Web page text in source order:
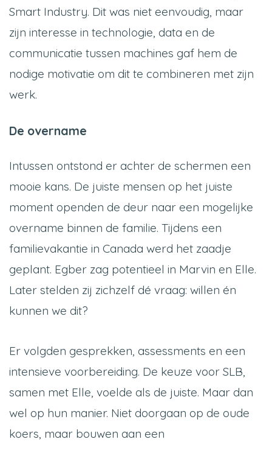
Smart Industry. Dit was niet eenvoudig, maar
zijn interesse in technologie, data en de
communicatie tussen machines gaf hem de
nodige motivatie om dit te combineren met zijn
werk.
De overname
Intussen ontstond er achter de schermen een
mooie kans. De juiste mensen op het juiste
moment openden de deur naar een mogelijke
overname binnen de familie. Tijdens een
familievakantie in Canada werd het zaadje
geplant. Egber zag potentieel in Marvin en Elle.
Later stelden zij zichzelf dé vraag: willen én
kunnen we dit?
Er volgden gesprekken, assessments en een
intensieve voorbereiding. De keuze voor SLB,
samen met Elle, voelde als de juiste. Maar dan
wel op hun manier. Niet doorgaan op de oude
koers, maar bouwen aan een